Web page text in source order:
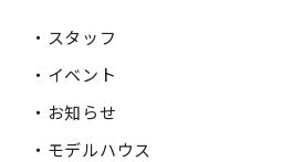
スタッフ
イベント
お知らせ
モデルハウス